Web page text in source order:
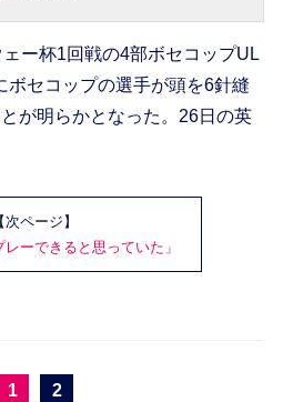
ー杯1回戦の4部ボセコップUL
ボセコップの選手が頭を6針縫
が明らかとなった。26日の英
【次ページ】
レーできると思っていた」
1 2